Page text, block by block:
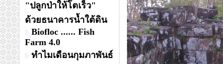
"ปลูกป่าให้โตเร็ว"
ด้วยธนาคารน้ำใต้ดิน
Biofloc ...... Fish
Farm 4.0
ทำไมเดือนกุมภาพันธ์